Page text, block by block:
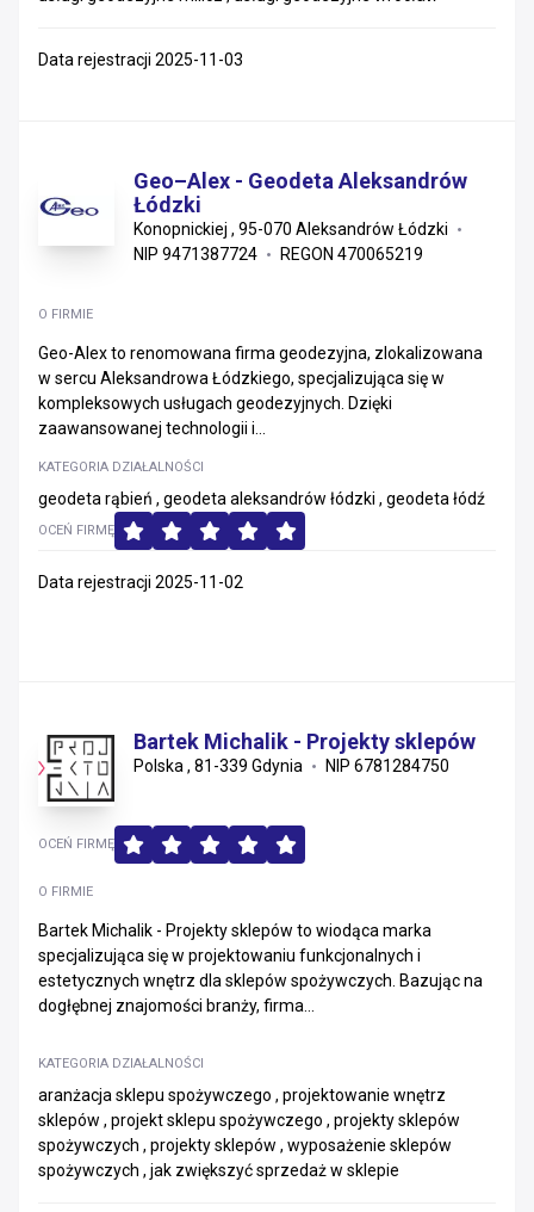
Data rejestracji 2025-11-03
Geo–Alex - Geodeta Aleksandrów
Łódzki
Konopnickiej , 95-070 Aleksandrów Łódzki
NIP 9471387724
REGON 470065219
O FIRMIE
Geo-Alex to renomowana firma geodezyjna, zlokalizowana
w sercu Aleksandrowa Łódzkiego, specjalizująca się w
kompleksowych usługach geodezyjnych. Dzięki
zaawansowanej technologii i...
KATEGORIA DZIAŁALNOŚCI
geodeta rąbień , geodeta aleksandrów łódzki , geodeta łódź
OCEŃ FIRMĘ
Data rejestracji 2025-11-02
Bartek Michalik - Projekty sklepów
Polska , 81-339 Gdynia NIP 6781284750
O FIRMIE
Bartek Michalik - Projekty sklepów to wiodąca marka
specjalizująca się w projektowaniu funkcjonalnych i
estetycznych wnętrz dla sklepów spożywczych. Bazując na
dogłębnej znajomości branży, firma...
KATEGORIA DZIAŁALNOŚCI
aranżacja sklepu spożywczego , projektowanie wnętrz
sklepów , projekt sklepu spożywczego , projekty sklepów
spożywczych , projekty sklepów , wyposażenie sklepów
spożywczych , jak zwiększyć sprzedaż w sklepie
OCEŃ FIRMĘ